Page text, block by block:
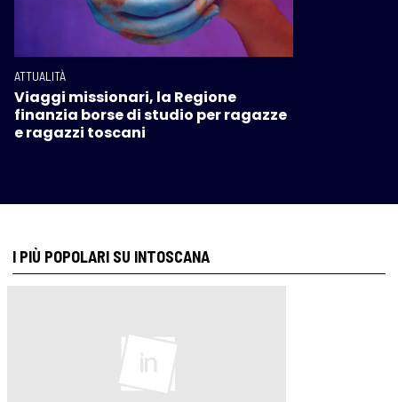
ATTUALITÀ
Viaggi missionari, la Regione
finanzia borse di studio per ragazze
e ragazzi toscani
I PIÙ POPOLARI SU INTOSCANA